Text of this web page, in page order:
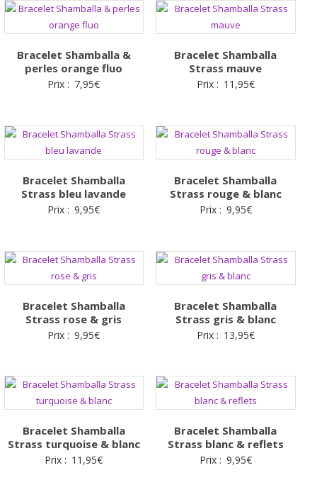
Bracelet Shamballa &
perles orange fluo
Prix : 7,95€
Bracelet Shamballa
Strass mauve
Prix : 11,95€
Bracelet Shamballa
Strass bleu lavande
Prix : 9,95€
Bracelet Shamballa
Strass rouge & blanc
Prix : 9,95€
Bracelet Shamballa
Strass rose & gris
Prix : 9,95€
Bracelet Shamballa
Strass gris & blanc
Prix : 13,95€
Bracelet Shamballa
Strass turquoise & blanc
Prix : 11,95€
Bracelet Shamballa
Strass blanc & reflets
Prix : 9,95€